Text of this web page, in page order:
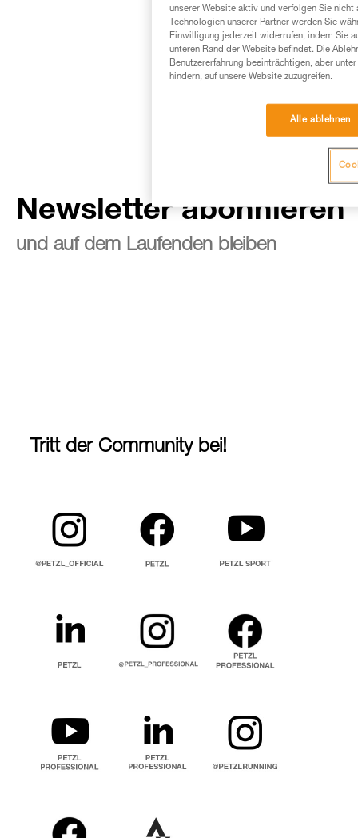
Newsletter abonnieren
und auf dem Laufenden bleiben
Tritt der Community bei!
unserer Website aktiv und verfolgen Sie
Technologien unserer Partner werden Sie
Einwilligung jederzeit widerrufen, indem Sie
unteren Rand der Website befindet. Die
Benutzererfahrung beeinträchtigen, aber
hindern, auf unsere Website zuzugreifen.
Alle ablehnen